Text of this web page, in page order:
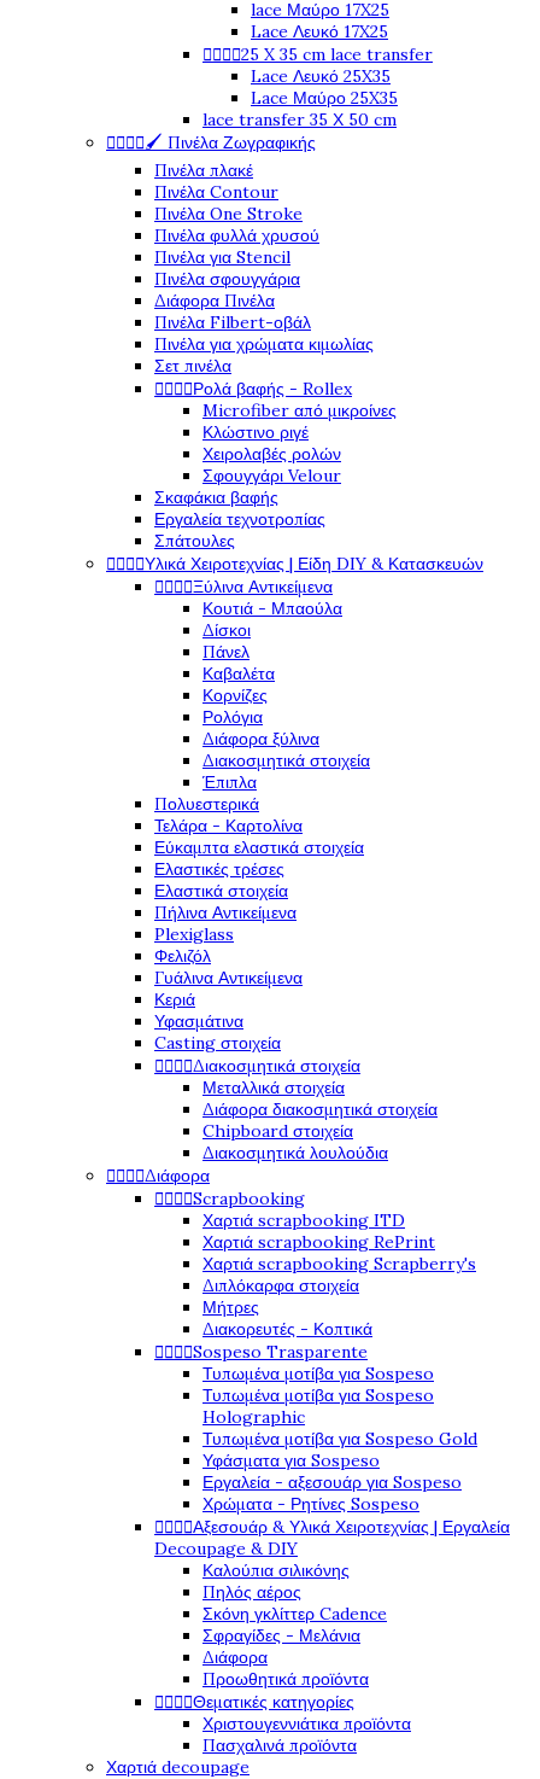
lace Μαύρο 17X25
Lace Λευκό 17X25
25 X 35 cm lace transfer
Lace Λευκό 25X35
Lace Μαύρο 25X35
lace transfer 35 Χ 50 cm
🖌️ Πινέλα Ζωγραφικής
Πινέλα πλακέ
Πινέλα Contour
Πινέλα One Stroke
Πινέλα φυλλά χρυσού
Πινέλα για Stencil
Πινέλα σφουγγάρια
Διάφορα Πινέλα
Πινέλα Filbert-οβάλ
Πινέλα για χρώματα κιμωλίας
Σετ πινέλα
Ρολά βαφής - Rollex
Microfiber από μικροίνες
Κλώστινο ριγέ
Χειρολαβές ρολών
Σφουγγάρι Velour
Σκαφάκια βαφής
Εργαλεία τεχνοτροπίας
Σπάτουλες
Υλικά Χειροτεχνίας | Είδη DIY & Κατασκευών
Ξύλινα Αντικείμενα
Κουτιά - Μπαούλα
Δίσκοι
Πάνελ
Καβαλέτα
Κορνίζες
Ρολόγια
Διάφορα ξύλινα
Διακοσμητικά στοιχεία
Έπιπλα
Πολυεστερικά
Τελάρα - Καρτολίνα
Εύκαμπτα ελαστικά στοιχεία
Ελαστικές τρέσες
Ελαστικά στοιχεία
Πήλινα Αντικείμενα
Plexiglass
Φελιζόλ
Γυάλινα Αντικείμενα
Κεριά
Υφασμάτινα
Casting στοιχεία
Διακοσμητικά στοιχεία
Μεταλλικά στοιχεία
Διάφορα διακοσμητικά στοιχεία
Chipboard στοιχεία
Διακοσμητικά λουλούδια
Διάφορα
Scrapbooking
Χαρτιά scrapbooking ITD
Χαρτιά scrapbooking RePrint
Χαρτιά scrapbooking Scrapberry's
Διπλόκαρφα στοιχεία
Μήτρες
Διακορευτές - Κοπτικά
Sospeso Trasparente
Τυπωμένα μοτίβα για Sospeso
Τυπωμένα μοτίβα για Sospeso
Holographic
Τυπωμένα μοτίβα για Sospeso Gold
Υφάσματα για Sospeso
Εργαλεία - αξεσουάρ για Sospeso
Χρώματα - Ρητίνες Sospeso
Αξεσουάρ & Υλικά Χειροτεχνίας | Εργαλεία
Decoupage & DIY
Καλούπια σιλικόνης
Πηλός αέρος
Σκόνη γκλίττερ Cadence
Σφραγίδες - Μελάνια
Διάφορα
Προωθητικά προϊόντα
Θεματικές κατηγορίες
Χριστουγεννιάτικα προϊόντα
Πασχαλινά προϊόντα
Χαρτιά decoupage